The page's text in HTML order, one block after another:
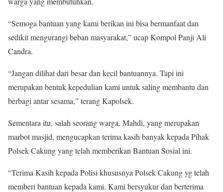
“Semoga bantuan yang kami berikan ini bisa bermanfaat dan
sedikit mengurangi beban masyarakat,” ucap Kompol Panji Ali
Candra.
“Jangan dilihat dari besar dan kecil bantuannya. Tapi ini
merupakan bentuk kepedulian kami untuk saling membantu dan
berbagi antar sesama,” terang Kapolsek.
Sementara itu, salah seorang warga, Mahdi, yang merupakan
marbot masjid, mengucapkan terima kasih banyak kepada Pihak
Polsek Cakung yang telah memberikan Bantuan Sosial ini.
“Terima Kasih kepada Polisi khususnya Polsek Cakung yg telah
memberi bantuan kepada kami. Kami bersyukur dan berterima